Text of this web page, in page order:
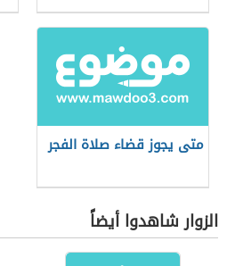
متى يجوز قضاء صلاة الفجر
الزوار شاهدوا أيضاً